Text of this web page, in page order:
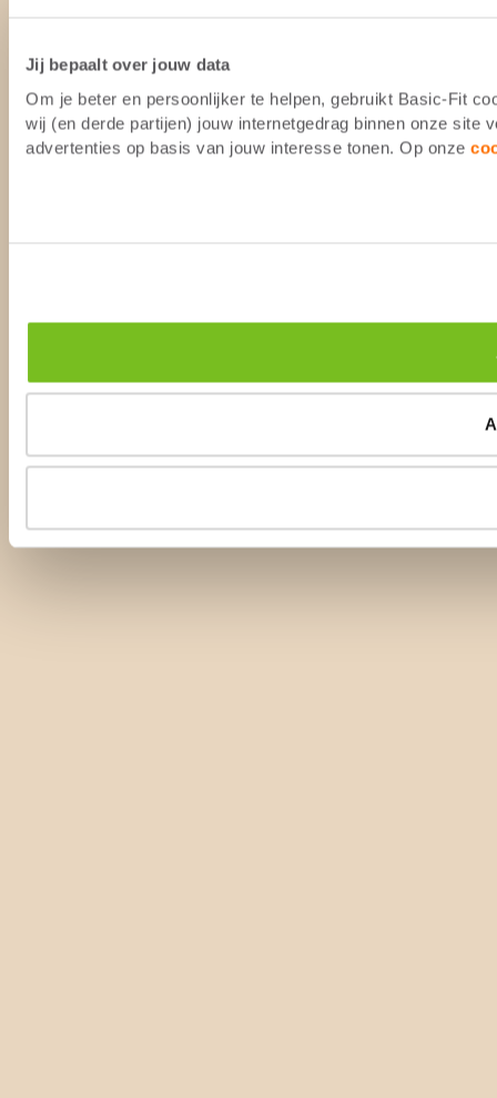
Jij bepaalt over jouw data
Om je beter en persoonlijker te helpen, gebruikt Basic-Fit
wij (en derde partijen) jouw internetgedrag binnen onze site
advertenties op basis van jouw interesse tonen. Op onze